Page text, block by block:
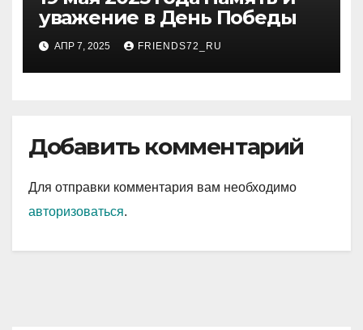
уважение в День Победы
АПР 7, 2025 FRIENDS72_RU
Добавить комментарий
Для отправки комментария вам необходимо
авторизоваться.